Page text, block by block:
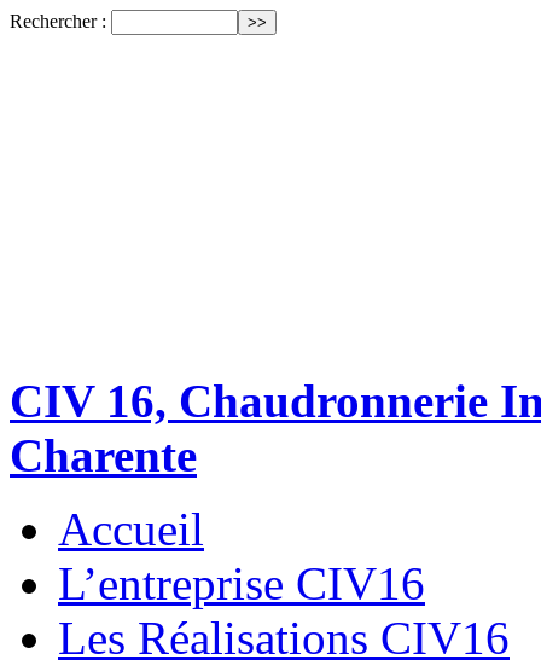
Rechercher :
CIV 16, Chaudronnerie
Charente
Accueil
L’entreprise CIV16
Les Réalisations CIV16